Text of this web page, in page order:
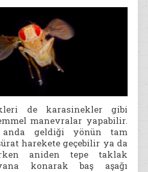
de karasinekler gibi
manevralar yapabilir.
geldiği yönün tam
harekete geçebilir ya da
aniden tepe taklak
konarak baş aşağı